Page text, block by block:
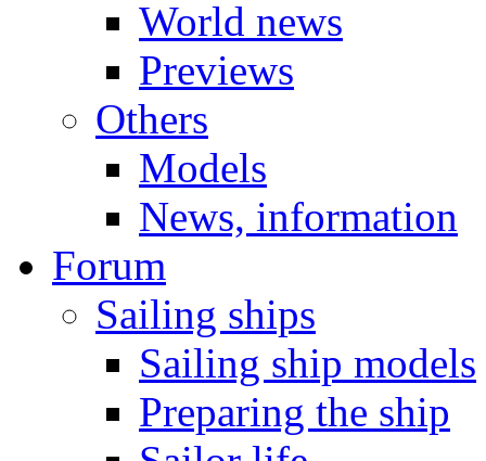
World news
Previews
Others
Models
News, information
Forum
Sailing ships
Sailing ship models
Preparing the ship